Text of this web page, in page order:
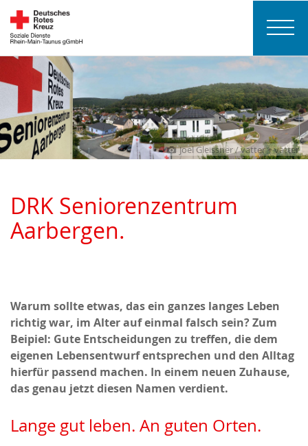
Joel Gleissner / vatter + vatter
DRK Seniorenzentrum
Aarbergen.
Warum sollte etwas, das ein ganzes langes Leben
richtig war, im Alter auf einmal falsch sein? Zum
Beipiel: Gute Entscheidungen zu treffen, die dem
eigenen Lebensentwurf entsprechen und den Alltag
hierfür passend machen. In einem neuen Zuhause,
das genau jetzt diesen Namen verdient.
Lange gut leben. An guten Orten.